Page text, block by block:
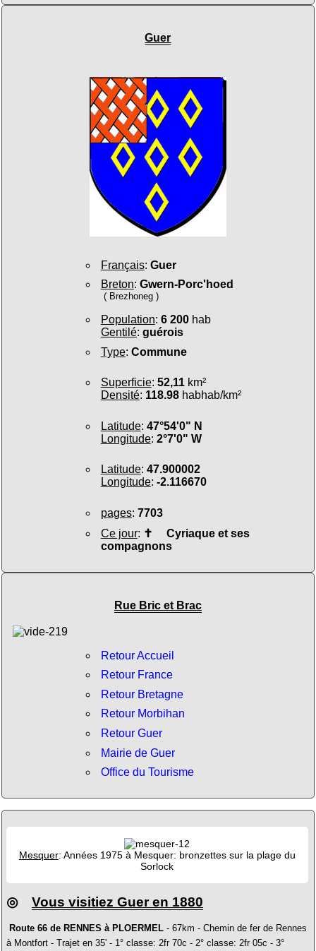
Guer
Français: Guer
Breton: Gwern-Porc'hoed
( Brezhoneg )
Population: 6 200hab
Gentilé: guérois
Type: Commune
Superficie: 52,11km²
Densité: 118.98habhab/km²
Latitude: 47°54'0" N
Longitude: 2°7'0" W
Latitude: 47.900002
Longitude: -2.116670
pages: 7703
Ce jour: ✝ Cyriaque et ses
compagnons
Rue Bric et Brac
Retour Accueil
Retour France
Retour Bretagne
Retour Morbihan
Retour Guer
Mairie de Guer
Office du Tourisme
Mesquer: Années 1975 à Mesquer: bronzettes sur la plage du
Sorlock
◎ Vous visitiez Guer en 1880
Route 66 de RENNES à PLOERMEL - 67km - Chemin de fer de Rennes
à Montfort - Trajet en 35' - 1° classe: 2fr 70c - 2° classe: 2fr 05c - 3°